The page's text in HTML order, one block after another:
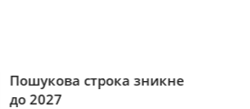
Пошукова строка зникне
до 2027